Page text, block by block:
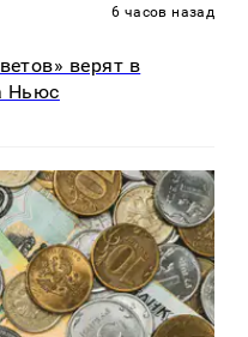
6 часов назад
верят в
Ньюс